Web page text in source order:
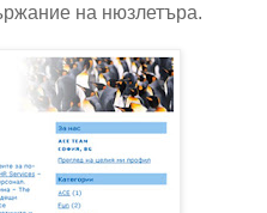
на нюзлетъра.